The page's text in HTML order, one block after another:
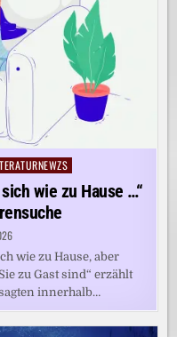
wie zu Hause …“
wie zu Hause, aber
zu Gast sind“ erzählt
innerhalb…